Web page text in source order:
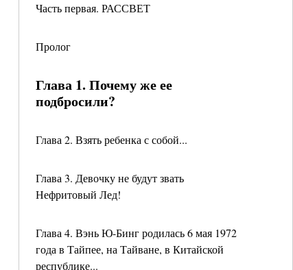
Часть первая. РАССВЕТ
Пролог
Глава 1. Почему же ее
подбросили?
Глава 2. Взять ребенка с собой...
Глава 3. Девочку не будут звать
Нефритовый Лед!
Глава 4. Вэнь Ю-Бинг родилась 6 мая 1972
года в Тайпее, на Тайване, в Китайской
республике...